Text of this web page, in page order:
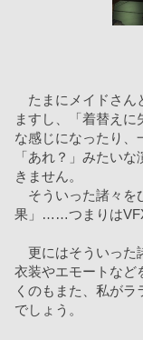
たまにメイドさん
ますし、「着替えに
な感じになったり、
「あれ？」みたい
きません。
そういった諸々を
果」……つまりは
更にはそういった
衣装やエモートなど
くのもまた、私が
でしょう。